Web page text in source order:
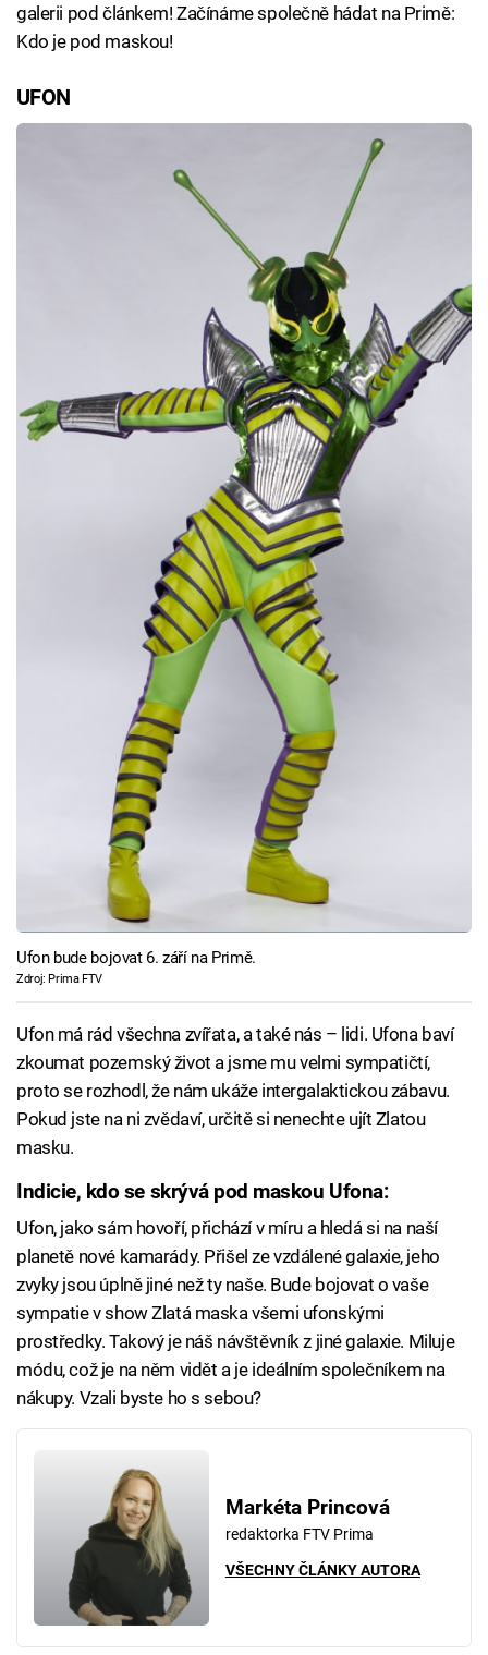
galerii pod článkem! Začínáme společně hádat na Primě:
Kdo je pod maskou!
UFON
Ufon bude bojovat 6. září na Primě.
Zdroj: Prima FTV
Ufon má rád všechna zvířata, a také nás – lidi. Ufona baví
zkoumat pozemský život a jsme mu velmi sympatičtí,
proto se rozhodl, že nám ukáže intergalaktickou zábavu.
Pokud jste na ni zvědaví, určitě si nenechte ujít Zlatou
masku.
Indicie, kdo se skrývá pod maskou Ufona:
Ufon, jako sám hovoří, přichází v míru a hledá si na naší
planetě nové kamarády. Přišel ze vzdálené galaxie, jeho
zvyky jsou úplně jiné než ty naše. Bude bojovat o vaše
sympatie v show Zlatá maska všemi ufonskými
prostředky. Takový je náš návštěvník z jiné galaxie. Miluje
módu, což je na něm vidět a je ideálním společníkem na
nákupy. Vzali byste ho s sebou?
Markéta Princová
redaktorka FTV Prima
VŠECHNY ČLÁNKY AUTORA